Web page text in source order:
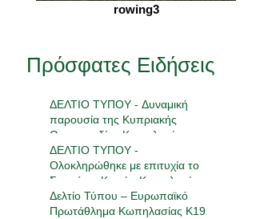
rowing3
Πρόσφατες Ειδήσεις
ΔΕΛΤΙΟ ΤΥΠΟΥ - Δυναμική
παρουσία της Κυπριακής
Ομοσπονδίας Κωπηλασίας στην
18η Πανελλήνια Συνάντηση
Ανάπτυξης
ΔΕΛΤΙΟ ΤΥΠΟΥ -
Ολοκληρώθηκε με επιτυχία το
Σεμινάριο Κριτών Κωπηλασίας
2026
Δελτίο Τύπου – Ευρωπαϊκό
Πρωτάθλημα Κωπηλασίας Κ19